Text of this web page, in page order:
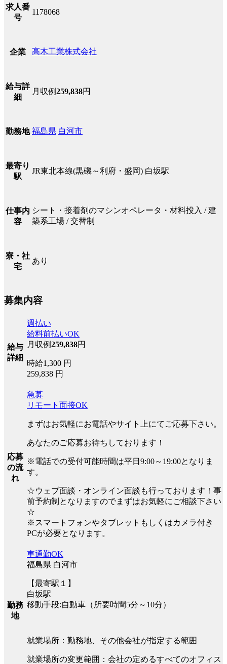
求人番
号
1178068
企業 高木工業株式会社
給与詳
細
月収例259,838円
勤務地 福島県 白河市
最寄り
駅
JR東北本線(黒磯～利府・盛岡) 白坂駅
仕事内
容
シート・接着剤のマシンオペレータ・材料投入 / 建
築系工場 / 交替制
寮・社
宅
あり
募集内容
給与
詳細
週払い
給料前払いOK
月収例259,838円
時給1,300 円
259,838 円
応募
の流
れ
急募
リモート面接OK
まずはお気軽にお電話やサイト上にてご応募下さい。
あなたのご応募お待ちしております！
※電話での受付可能時間は平日9:00～19:00となりま
す。
☆ウェブ面談・オンライン面談も行っております！事
前予約制となりますのでまずはお気軽にご相談下さい
☆
※スマートフォンやタブレットもしくはカメラ付き
PCが必要となります。
勤務
地
車通勤OK
福島県 白河市
【最寄駅１】
白坂駅
移動手段:自動車（所要時間5分～10分）
就業場所：勤務地、その他会社が指定する範囲
就業場所の変更範囲：会社の定めるすべてのオフィス